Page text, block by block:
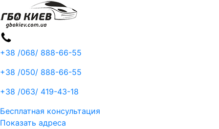
+38 /068/ 888-66-55
+38 /050/ 888-66-55
+38 /063/ 419-43-18
Бесплатная консультация
Показать адреса